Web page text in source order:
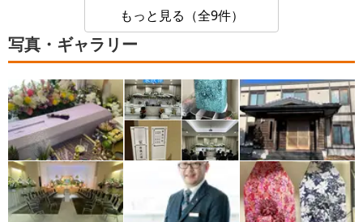
もっと見る（全9件）
写真・ギャラリー